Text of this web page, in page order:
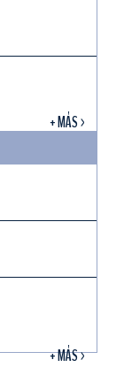
+ MÁS >
+ MÁS >